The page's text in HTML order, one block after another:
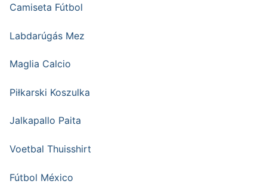
Camiseta Fútbol
Labdarúgás Mez
Maglia Calcio
Piłkarski Koszulka
Jalkapallo Paita
Voetbal Thuisshirt
Fútbol México